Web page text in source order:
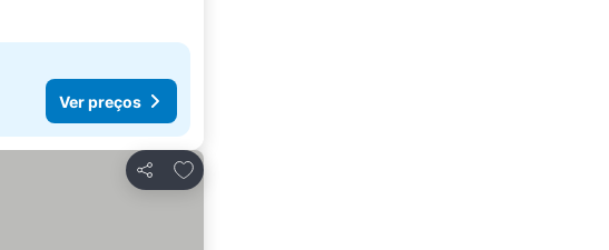
Ver preços
Partilhar
Adicionar aos favoritos